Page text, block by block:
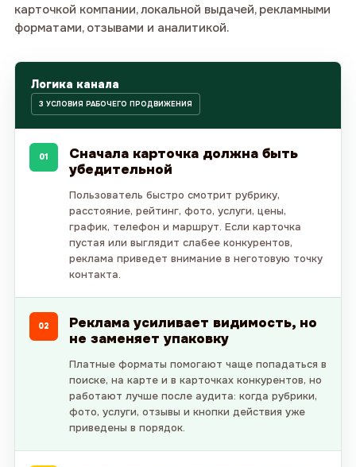
карточкой компании, локальной выдачей, рекламными
форматами, отзывами и аналитикой.
Логика канала
3 УСЛОВИЯ РАБОЧЕГО ПРОДВИЖЕНИЯ
01
Сначала карточка должна быть
убедительной
Пользователь быстро смотрит рубрику,
расстояние, рейтинг, фото, услуги, цены,
график, телефон и маршрут. Если карточка
пустая или выглядит слабее конкурентов,
реклама приведет внимание в неготовую точку
контакта.
02
Реклама усиливает видимость, но
не заменяет упаковку
Платные форматы помогают чаще попадаться в
поиске, на карте и в карточках конкурентов, но
работают лучше после аудита: когда рубрики,
фото, услуги, отзывы и кнопки действия уже
приведены в порядок.